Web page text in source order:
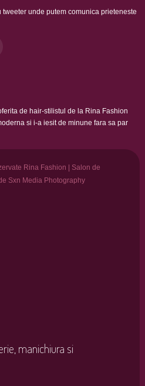
unde putem comunica prieteneste
de hair-stilistul de la Rina Fashion
si i-a iesit de minune fara sa par
Rina Fashion | Salon de
Sxn Media Photography
manichiura si